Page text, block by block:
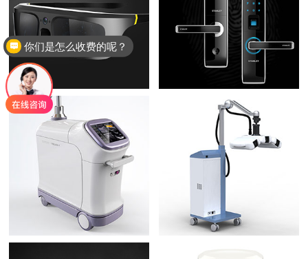
你们是怎么收费的呢？
现在有优惠活动么？